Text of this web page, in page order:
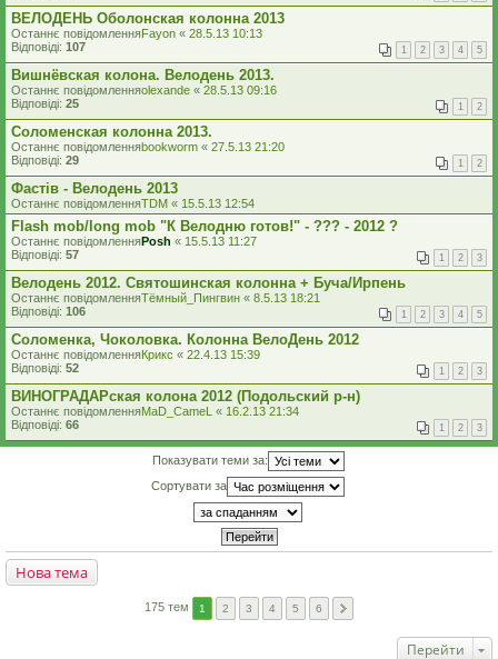
ВЕЛОДЕНЬ Оболонская колонна 2013
Останнє повідомленняFayon « 28.5.13 10:13
Відповіді: 107 1 2 3 4 5
Вишнёвская колона. Велодень 2013.
Останнє повідомленняolexande « 28.5.13 09:16
Відповіді: 25 1 2
Соломенская колонна 2013.
Останнє повідомленняbookworm « 27.5.13 21:20
Відповіді: 29 1 2
Фастів - Велодень 2013
Останнє повідомленняTDM « 15.5.13 12:54
Flash mob/long mob "К Велодню готов!" - ??? - 2012 ?
Останнє повідомленняPosh « 15.5.13 11:27
Відповіді: 57 1 2 3
Велодень 2012. Святошинская колонна + Буча/Ирпень
Останнє повідомленняТёмный_Пингвин « 8.5.13 18:21
Відповіді: 106 1 2 3 4 5
Соломенка, Чоколовка. Колонна ВелоДень 2012
Останнє повідомленняКрикс « 22.4.13 15:39
Відповіді: 52 1 2 3
ВИНОГРАДАРская колона 2012 (Подольский р-н)
Останнє повідомленняMaD_CameL « 16.2.13 21:34
Відповіді: 66 1 2 3
Показувати теми за:
Сортувати за
Нова тема
175 тем 1 2 3 4 5 6
Перейти